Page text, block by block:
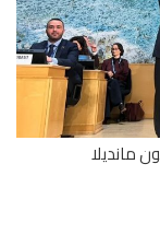
مانديلا